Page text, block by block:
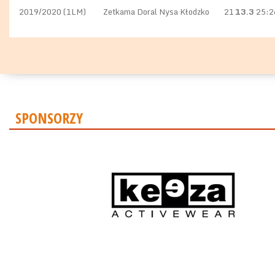
2019/2020 (1LM)
Zetkama Doral Nysa Kłodzko 2113.3
SPONSORZY